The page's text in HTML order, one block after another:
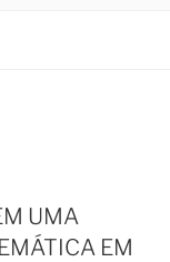
UMA
EM